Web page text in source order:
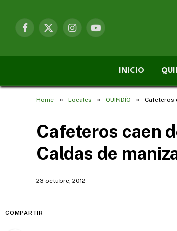
Facebook
X
InstagramYouTube
INICIO
Home » Locales » QUINDÍO » Cafeteros
Cafeteros caen
Caldas de
23 octubre, 2012
COMPARTIR